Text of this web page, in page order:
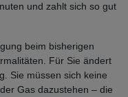
und zahlt sich so gut
beim bisherigen
Für Sie ändert
Sie müssen sich keine
Gas dazustehen – die